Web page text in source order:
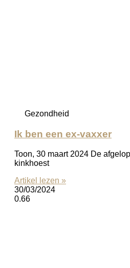
Gezondheid
Ik ben een ex-vaxxer
Toon, 30 maart 2024 De
kinkhoest
Artikel lezen »
30/03/2024